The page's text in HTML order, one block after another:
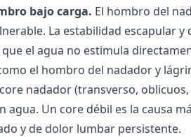
bajo carga. El hombro del
La estabilidad escapular
el agua no estimula
el hombro del nadadory
nadador (transverso,
agua. Un core débil es la causa
y de dolor lumbar persistente.